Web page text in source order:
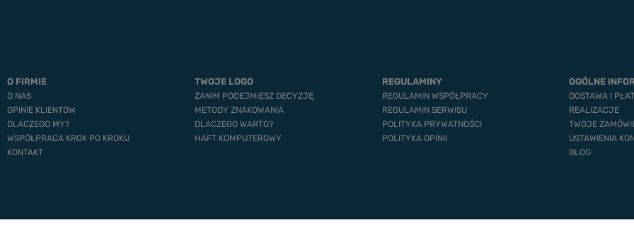
O FIRMIE
O NAS
OPINIE KLIENTOW
DLACZEGO MY?
WSPÓŁPRACA KROK PO KROKU
KONTAKT
TWOJE LOGO
ZANIM PODEJMIESZ DECYZJĘ
METODY ZNAKOWANIA
DLACZEGO WARTO?
HAFT KOMPUTEROWY
REGULAMINY
REGULAMIN WSPÓŁPRACY
REGULAMIN SERWISU
POLITYKA PRYWATNOŚCI
POLITYKA OPINII
OGÓLNE
DOSTAWA I
REALIZACJE
TWOJE
USTAWIENIA
BLOG